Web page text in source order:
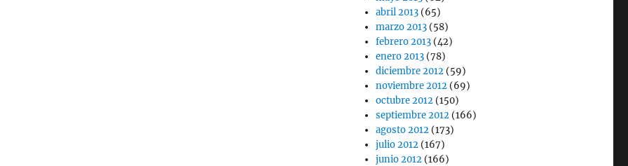
abril 2013 (65)
marzo 2013 (58)
febrero 2013 (42)
enero 2013 (78)
diciembre 2012 (59)
noviembre 2012 (69)
octubre 2012 (150)
septiembre 2012 (166)
agosto 2012 (173)
julio 2012 (167)
junio 2012 (166)